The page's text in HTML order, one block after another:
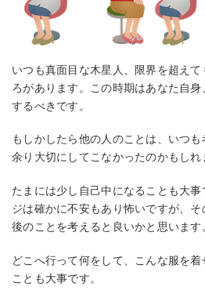
いつも真面目な木星人、限界を超え
ろがあります。この時期はあなた自
するべきです。
もしかしたら他の人のことは、いつ
余り大切にしてこなかったのかもしれ
たまには少し自己中になることも大
ジは確かに不安もあり怖いですが、
後のことを考えると良いかと思います
どこへ行って何をして、こんな服を
ことも大事です。